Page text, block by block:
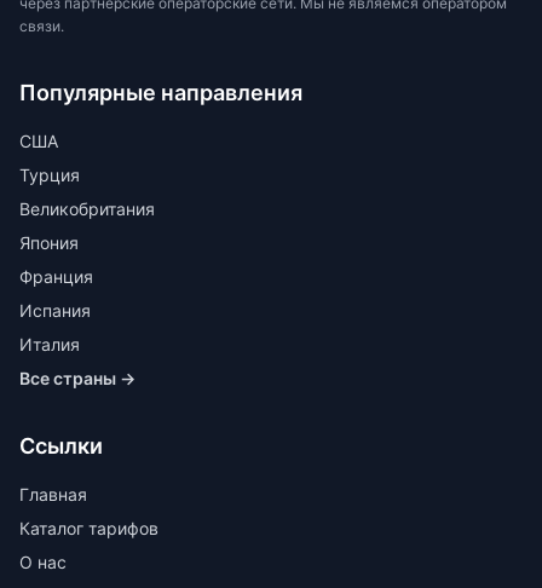
связи.
Популярные направления
США
Турция
Великобритания
Япония
Франция
Испания
Италия
Все страны →
Ссылки
Главная
Каталог тарифов
О нас